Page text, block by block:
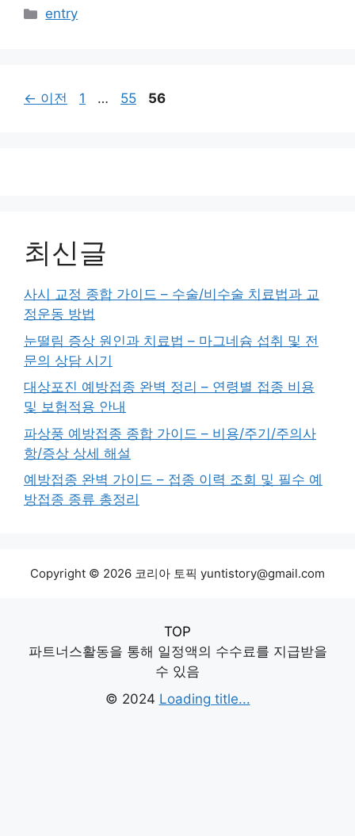
카
entry
← 이전
페
1 …
페
55
페
56
최신글
사시 교정 종합 가이드 – 수술/비수술 치료법과 교
정운동 방법
눈떨림 증상 원인과 치료법 – 마그네슘 섭취 및 전
문의 상담 시기
대상포진 예방접종 완벽 정리 – 연령별 접종 비용
및 보험적용 안내
파상풍 예방접종 종합 가이드 – 비용/주기/주의사
항/증상 상세 해설
예방접종 완벽 가이드 – 접종 이력 조회 및 필수 예
방접종 종류 총정리
Copyright © 2026 코리아 토픽 yuntistory@gmail.com
TOP
파트너스활동을 통해 일정액의 수수료를 지급받을
수 있음
© 2024 Loading title...